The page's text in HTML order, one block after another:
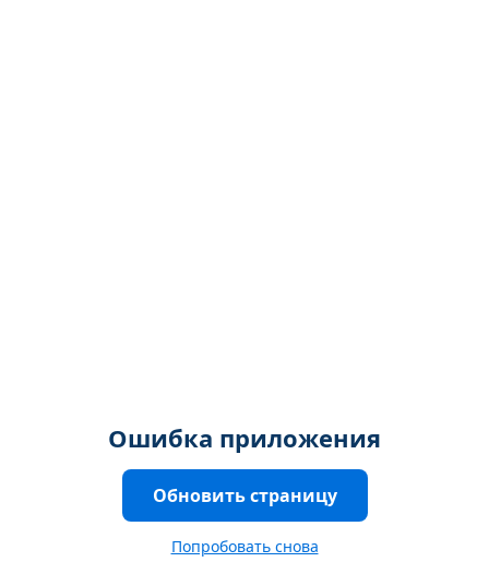
Ошибка приложения
Обновить страницу
Попробовать снова